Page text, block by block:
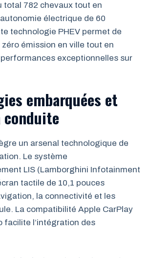
total 782 chevaux tout en
électrique de 60
technologie PHEV permet de
émission en ville tout en
exceptionnelles sur
embarquées et
conduite
un arsenal technologique de
Le système
LIS (Lamborghini Infotainment
tactile de 10,1 pouces
la connectivité et les
La compatibilité Apple CarPlay
facilite l’intégration des